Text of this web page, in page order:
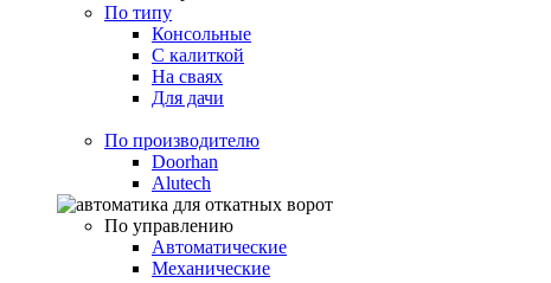
По типу
Консольные
С калиткой
На сваях
Для дачи
По производителю
Doorhan
Alutech
По управлению
Автоматические
Механические